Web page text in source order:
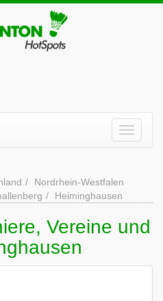
Nordrhein-Westfalen
Heiminghausen
Vereine und